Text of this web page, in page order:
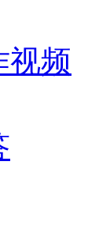
视频